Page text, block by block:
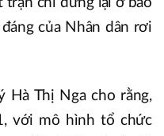
của Nhân dân rơi
Hà Thị Nga cho rằng,
với mô hình tổ chức